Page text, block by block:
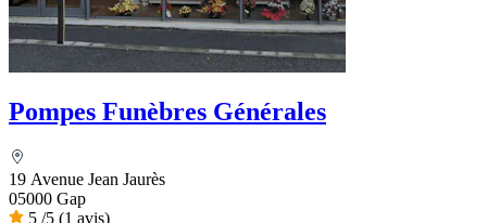
Pompes Funèbres Générales
19 Avenue Jean Jaurès
05000 Gap
5 /5 (1 avis)